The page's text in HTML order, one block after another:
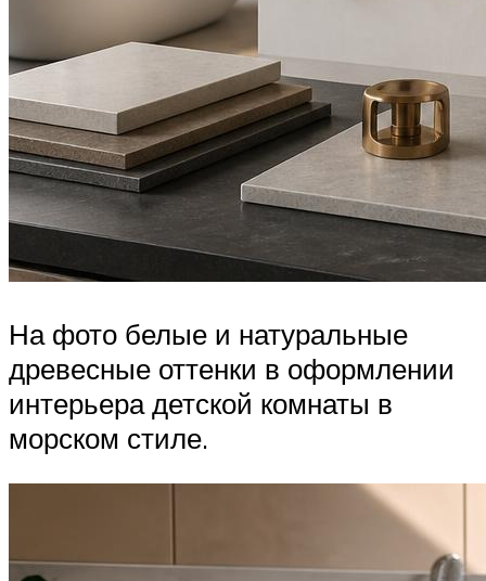
На фото белые и натуральные
древесные оттенки в оформлении
интерьера детской комнаты в
морском стиле.